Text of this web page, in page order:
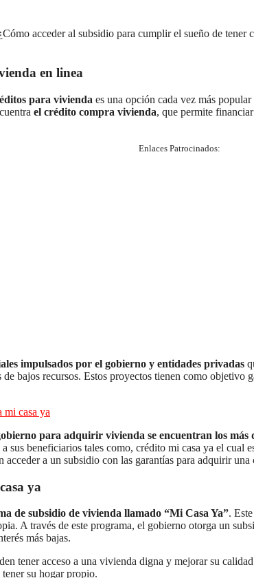
acceder al subsidio para cumplir el sueño de tener
en linea
para vivienda es una opción cada vez más
el crédito compra vivienda, que permite
Enlaces Patrocinados:
impulsados por el gobierno y entidades privadas
bajos recursos. Estos proyectos tienen como objetivo
para adquirir vivienda se encuentran los más
sus beneficiarios tales como, crédito mi casa ya el cual
acceder a un subsidio con las garantías para adquirir una
ya
de subsidio de vivienda llamado “Mi Casa Ya”.
A través de este programa, el gobierno otorga un
más bajas.
tener acceso a una vivienda digna y mejorar su
su hogar propio.